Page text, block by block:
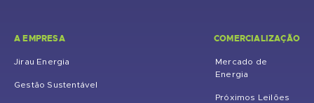
A EMPRESA
Jirau Energia
Gestão Sustentável
COMERCIALIZAÇÃO
Mercado de
Energia
Próximos Leilões